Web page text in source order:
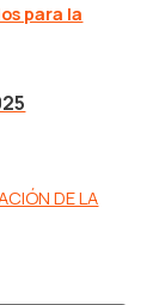
para la
DE LA